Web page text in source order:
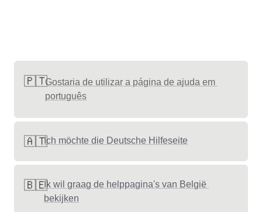
🇵🇹Gostaria de utilizar a página de ajuda em
português
🇦🇹Ich möchte die Deutsche Hilfeseite
🇧🇪Ik wil graag de helppagina's van België
bekijken